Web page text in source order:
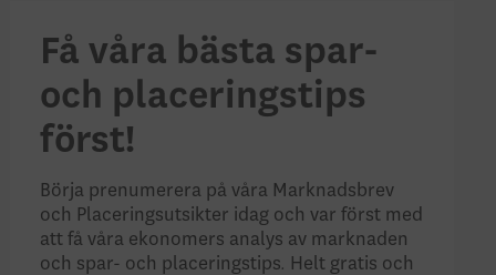
Få våra bästa spar-
och placeringstips
först!
Börja prenumerera på våra Marknadsbrev
och Placeringsutsikter idag och var först med
att få våra ekonomers analys av marknaden
och spar- och placeringstips. Helt gratis och